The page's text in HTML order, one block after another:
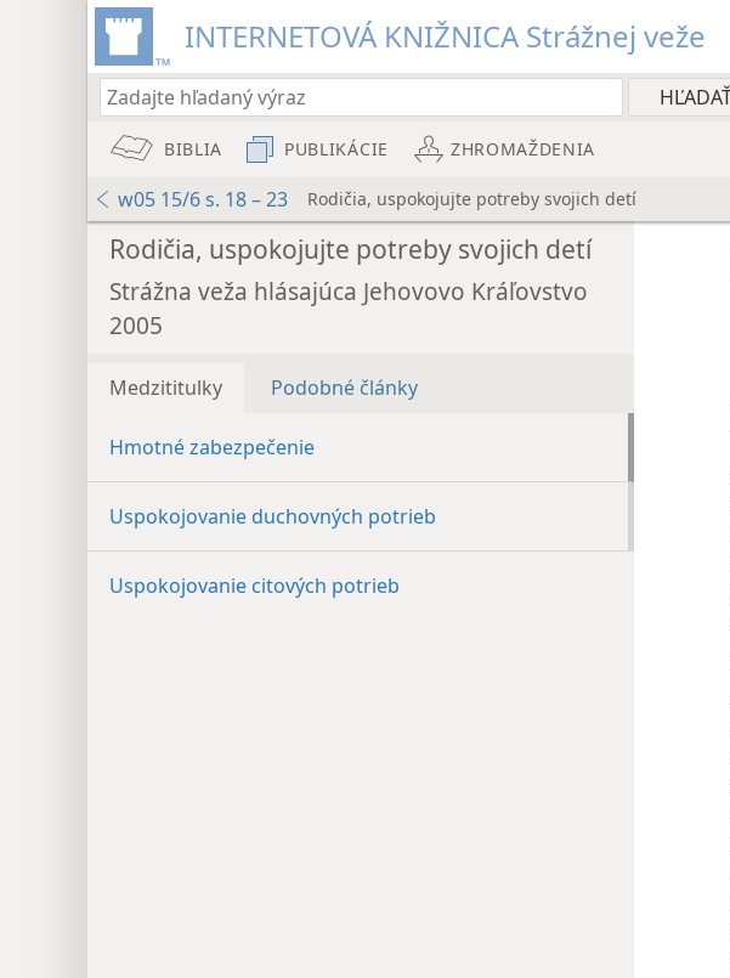
INTERNETOVÁ KNIŽNICA Strážnej veže
BIBLIA PUBLIKÁCIE ZHROMAŽDENIA
w05 15/6 s. 18 – 23 Rodičia, uspokojujte potreby svojich detí
Rodičia, uspokojujte potreby svojich detí
Strážna veža hlásajúca Jehovovo Kráľovstvo
2005
Medzititulky Podobné články
Hmotné zabezpečenie
Uspokojovanie duchovných potrieb
Uspokojovanie citových potrieb